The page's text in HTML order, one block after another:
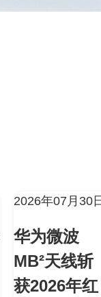
2026年07月30
华为微波
MB²天线斩
获2026年红